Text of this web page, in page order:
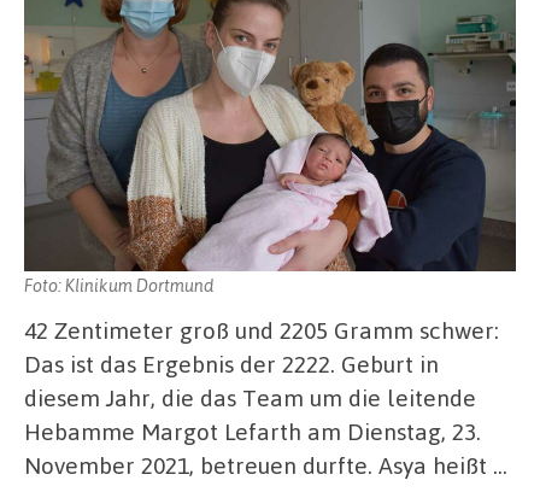
Foto: Klinikum Dortmund
42 Zentimeter groß und 2205 Gramm schwer:
Das ist das Ergebnis der 2222. Geburt in
diesem Jahr, die das Team um die leitende
Hebamme Margot Lefarth am Dienstag, 23.
November 2021, betreuen durfte. Asya heißt …